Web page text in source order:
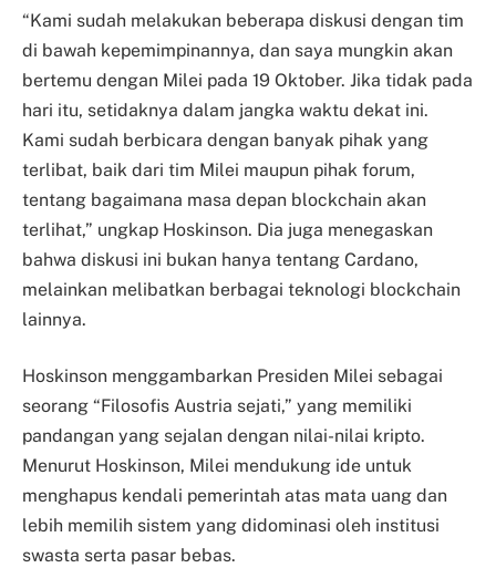
“Kami sudah melakukan beberapa diskusi dengan tim
di bawah kepemimpinannya, dan saya mungkin akan
bertemu dengan Milei pada 19 Oktober. Jika tidak pada
hari itu, setidaknya dalam jangka waktu dekat ini.
Kami sudah berbicara dengan banyak pihak yang
terlibat, baik dari tim Milei maupun pihak forum,
tentang bagaimana masa depan blockchain akan
terlihat,” ungkap Hoskinson. Dia juga menegaskan
bahwa diskusi ini bukan hanya tentang Cardano,
melainkan melibatkan berbagai teknologi blockchain
lainnya.
Hoskinson menggambarkan Presiden Milei sebagai
seorang “Filosofis Austria sejati,” yang memiliki
pandangan yang sejalan dengan nilai-nilai kripto.
Menurut Hoskinson, Milei mendukung ide untuk
menghapus kendali pemerintah atas mata uang dan
lebih memilih sistem yang didominasi oleh institusi
swasta serta pasar bebas.